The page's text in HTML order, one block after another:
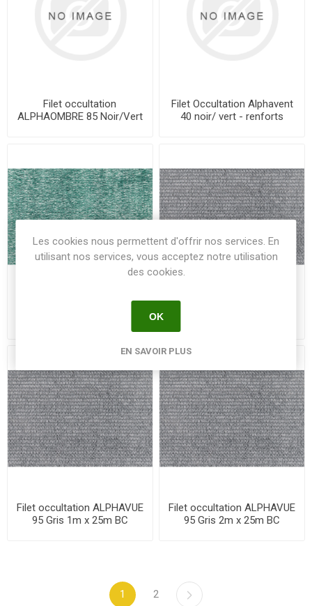
Filet occultation
ALPHAOMBRE 85 Noir/Vert
Filet Occultation Alphavent
40 noir/ vert - renforts
Filet Occultation Alphavue
boutonnières - 1m50 x 25m
Filet occultation ALPHAVUE
Filet occultation ALPHAVUE
95 Gris 1m x 25m BC
Filet occultation ALPHAVUE
95 Gris 2m x 25m BC
1 2
Les cookies nous permettent d'offrir nos services. En
utilisant nos services, vous acceptez notre utilisation
des cookies.
OK
EN SAVOIR PLUS